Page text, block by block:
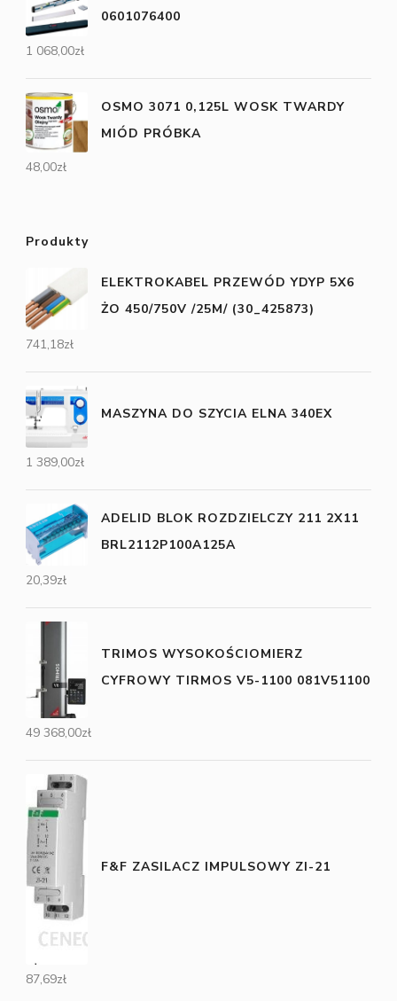
0601076400
1 068,00zł
OSMO 3071 0,125L WOSK TWARDY
MIÓD PRÓBKA
48,00zł
Produkty
ELEKTROKABEL PRZEWÓD YDYP 5X6
ŻO 450/750V /25M/ (30_425873)
741,18zł
MASZYNA DO SZYCIA ELNA 340EX
1 389,00zł
ADELID BLOK ROZDZIELCZY 211 2X11
BRL2112P100A125A
20,39zł
TRIMOS WYSOKOŚCIOMIERZ
CYFROWY TIRMOS V5-1100 081V51100
49 368,00zł
F&F ZASILACZ IMPULSOWY ZI-21
87,69zł